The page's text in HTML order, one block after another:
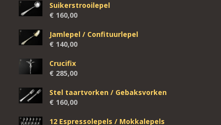
Suikerstrooilepel
€ 160,00
Jamlepel / Confituurlepel
€ 140,00
Crucifix
€ 285,00
Stel taartvorken / Gebaksvorken
€ 160,00
12 Espressolepels / Mokkalepels